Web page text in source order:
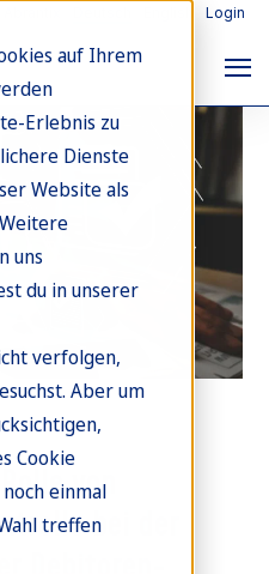
auf Ihrem
Erlebnis zu
Dienste
Website als
uns
du in unserer
verfolgen,
Aber um
Cookie
einmal
treffen
Login
von
bei der